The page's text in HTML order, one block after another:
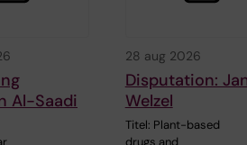
Al-Saadi
28 aug 2026
Disputation:
Welzel
Titel: Plant-based